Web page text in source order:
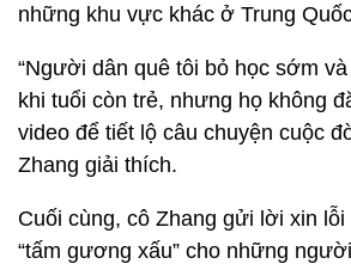
những khu vực khác ở Trung
“Người dân quê tôi bỏ học sớm
khi tuổi còn trẻ, nhưng họ không
video để tiết lộ câu chuyện cuộc
Zhang giải thích.
Cuối cùng, cô Zhang gửi lời xin lỗi
“tấm gương xấu” cho những